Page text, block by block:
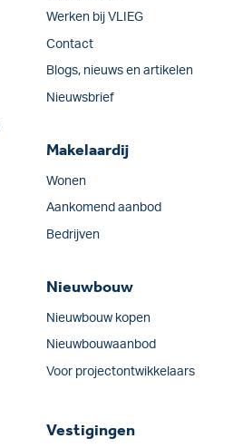
Werken bij VLIEG
Contact
Blogs, nieuws en artikelen
Nieuwsbrief
Makelaardij
Wonen
Aankomend aanbod
Bedrijven
Nieuwbouw
Nieuwbouw kopen
Nieuwbouwaanbod
Voor projectontwikkelaars
Vestigingen